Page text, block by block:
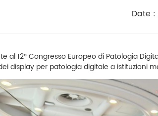
Date
al 12° Congresso Europeo di Patologia
display per patologia digitale a istituzioni